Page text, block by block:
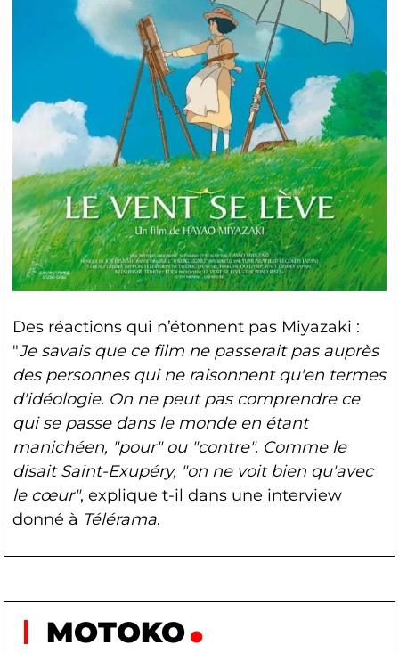
Des réactions qui n’étonnent pas Miyazaki :
"Je savais que ce film ne passerait pas auprès
des personnes qui ne raisonnent qu'en termes
d'idéologie. On ne peut pas comprendre ce
qui se passe dans le monde en étant
manichéen, "pour" ou "contre". Comme le
disait Saint-Exupéry, "on ne voit bien qu'avec
le cœur", explique t-il dans une interview
donné à Télérama.
MOTOKO